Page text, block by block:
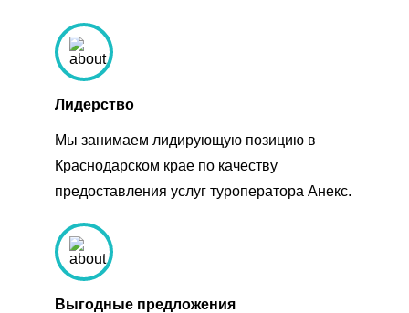
Лидерство
Мы занимаем лидирующую позицию в
Краснодарском крае по качеству
предоставления услуг туроператора Анекс.
Выгодные предложения